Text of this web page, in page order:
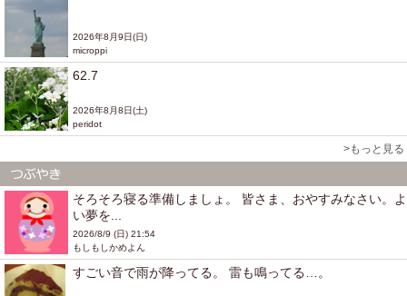
2026年8月9日(日)
microppi
62.7
2026年8月8日(土)
peridot
>もっと見る
そろそろ寝る準備しましょ。 皆さま、おやすみなさい。よ
い夢を...
2026/8/9 (日) 21:54
もしもしかめよん
すごい音で雨が降ってる。 雷も鳴ってる…。